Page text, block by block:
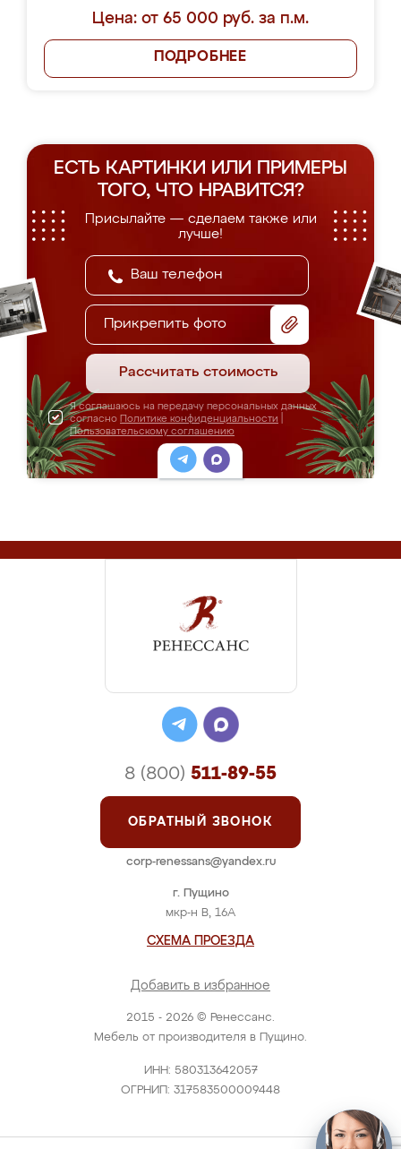
Цена: от 65 000 руб. за п.м.
ПОДРОБНЕЕ
ЕСТЬ КАРТИНКИ ИЛИ ПРИМЕРЫ
ТОГО, ЧТО НРАВИТСЯ?
Присылайте — сделаем также или
лучше!
Прикрепить фото
Рассчитать стоимость
Я соглашаюсь на передачу персональных данных
согласно Политике конфиденциальности
Пользовательскому соглашению
2015 - 2026 © Ренессанс.
Мебель от производителя в Пущино.
ИНН: 580313642057
ОГРНИП: 317583500009448
г. Пущино
мкр-н В, 16А
СХЕМА ПРОЕЗДА
Добавить в избранное
8 (800) 511-89-55
ОБРАТНЫЙ ЗВОНОК
corp-renessans@yandex.ru